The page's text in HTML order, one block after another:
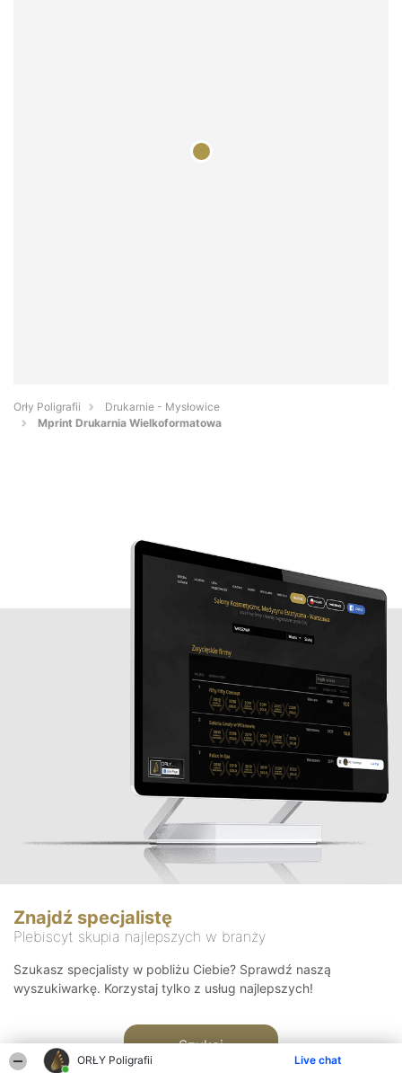
ORŁY Poligrafii Live chat
Orły Poligrafii
Drukarnie - Mysłowice
Mprint Drukarnia Wielkoformatowa
Znajdź specjalistę
Plebiscyt skupia najlepszych w branży
Szukasz specjalisty w pobliżu Ciebie? Sprawdź naszą
wyszukiwarkę. Korzystaj tylko z usług najlepszych!
Szukaj